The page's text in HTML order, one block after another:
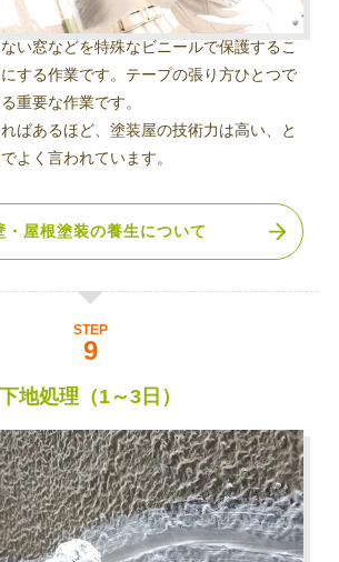
い窓などを特殊なビニールで保護するこ
する作業です。テープの張り方ひとつで
重要な作業です。
ばあるほど、塗装屋の技術力は高い、と
よく言われています。
・屋根塗装の養生について
STEP
下地処理（1～3日）